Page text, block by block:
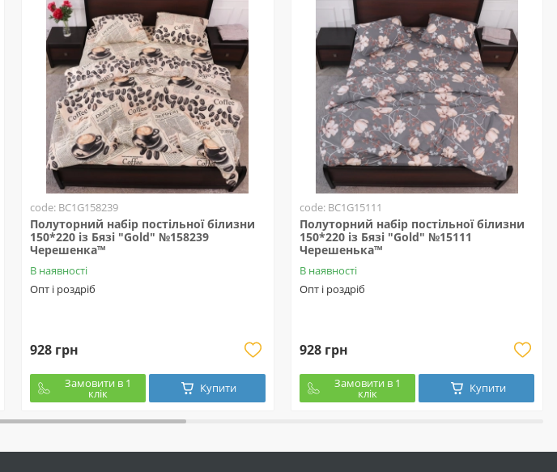
code: BC1G158239
Полуторний набір постільної білизни
150*220 із Бязі "Gold" №158239
Черешенка™
В наявності
Опт і роздріб
928 грн
Замовити в 1
клік Купити
code: BC1G15111
Полуторний набір постільної білизни
150*220 із Бязі "Gold" №15111
Черешенька™
В наявності
Опт і роздріб
928 грн
Замовити в 1
клік Купити